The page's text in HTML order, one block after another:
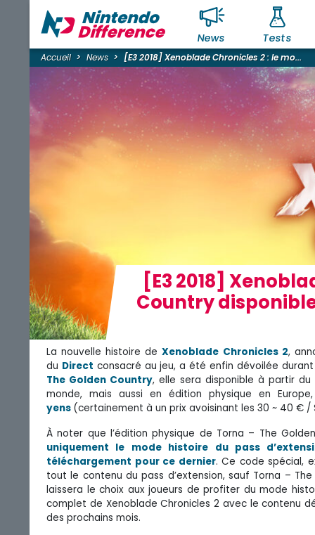
News Tests
Accueil News [E3 2018] Xenoblade Chronicles 2 : le mo...
[E3 2018]
Country
La nouvelle histoire deXenoblade Chronicles 2,
du Direct consacré au jeu, a été enfin dévoilée
The Golden Country, elle sera disponible à partir du
monde, mais aussi en édition physique en
yens (certainement à un prix avoisinant les 30 ~ 40 € /
À noter que l’édition physique de Torna – The
uniquement le mode histoire du pass
téléchargement pour ce dernier. Ce code spécial,
tout le contenu du pass d’extension, sauf Torna –
laissera le choix aux joueurs de profiter du mode
complet de Xenoblade Chronicles 2 avec le contenu
des prochains mois.